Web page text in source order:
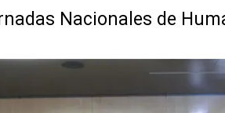
Nacionales de